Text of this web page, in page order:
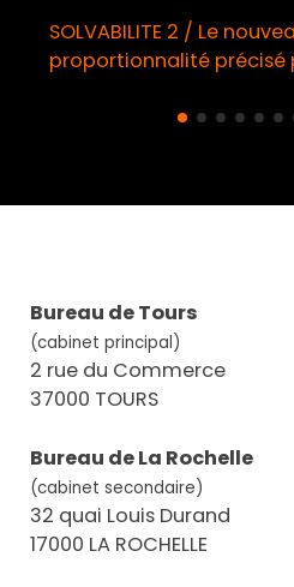
SOLVABILITE 2 / Le
proportionnalité précisé
Bureau de Tours
(cabinet principal)
2 rue du Commerce
37000 TOURS
Bureau de La Rochelle
(cabinet secondaire)
32 quai Louis Durand
17000 LA ROCHELLE